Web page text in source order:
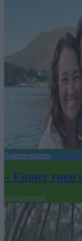
Sommerpraten
– Finner roen
Abonnement